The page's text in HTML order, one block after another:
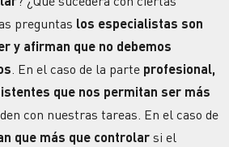
preguntas los especialistas son
y afirman que no debemos
. En el caso de la parte profesional,
que nos permitan ser más
con nuestras tareas. En el caso de
que más que controlar si el